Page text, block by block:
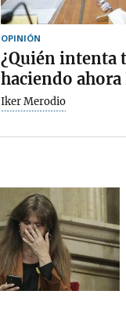
OPINIÓN
¿Quién intenta
haciendo ahora
Iker Merodio